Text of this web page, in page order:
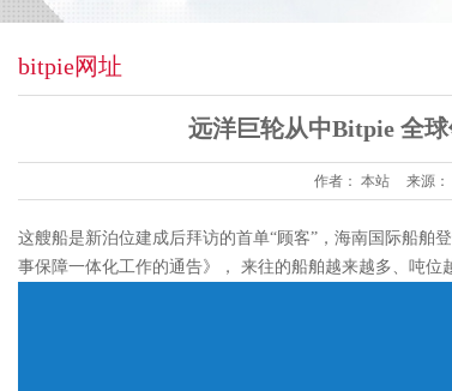
bitpie网址
远洋巨轮从中Bitpie 全
作者： 本站 来源
这艘船是新泊位建成后拜访的首单“顾客”，海南国际船舶
事保障一体化工作的通告》， 来往的船舶越来越多、吨位